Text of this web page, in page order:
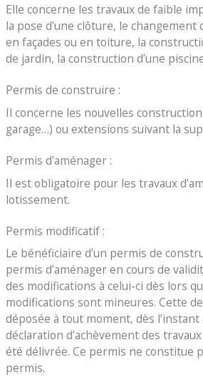
Elle concerne les travaux de faible
la pose d’une clôture, le changement
en façades ou en toiture, la
de jardin, la construction d’une
Permis de construire :
Il concerne les nouvelles
garage…) ou extensions suivant la
Permis d’aménager :
Il est obligatoire pour les travaux
lotissement.
Permis modificatif :
Le bénéficiaire d’un permis de
permis d’aménager en cours de
des modifications à celui-ci dès lors
modifications sont mineures. Cette
déposée à tout moment, dès l’instant
déclaration d’achèvement des
été délivrée. Ce permis ne constitue
permis.